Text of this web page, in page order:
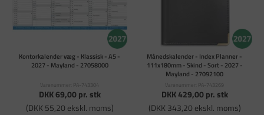
Kontorkalender væg - Klassisk - A5 -
2027 - Mayland - 27058000
Varenummer: PA-743304
DKK 69,00pr. stk
(DKK 55,20 ekskl. moms)
Månedskalender - Index Planner -
111x180mm - Skind - Sort - 2027 -
Mayland - 27092100
Varenummer: PA-743269
DKK 429,00pr. stk
(DKK 343,20 ekskl. moms)